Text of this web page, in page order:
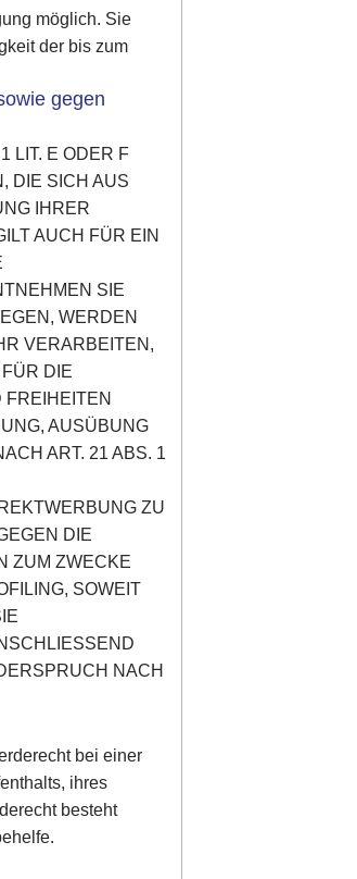
möglich. Sie
der bis zum
gegen
LIT. E ODER F
DIE SICH AUS
IHRER
AUCH FÜR EIN
SIE
WERDEN
VERARBEITEN,
DIE
AUSÜBUNG
ART. 21 ABS. 1
ZU
DIE
ZUM ZWECKE
SOWEIT
NACH
bei einer
ihres
besteht